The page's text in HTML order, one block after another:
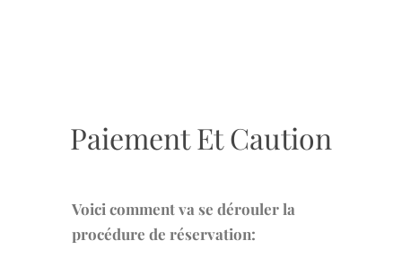
Paiement Et Caution
Voici comment va se dérouler la
procédure de réservation: